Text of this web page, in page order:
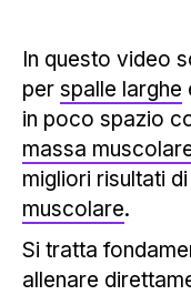
In questo video
per spalle larghe
in poco spazio
massa
migliori risultati di
muscolare.
Si tratta
allenare